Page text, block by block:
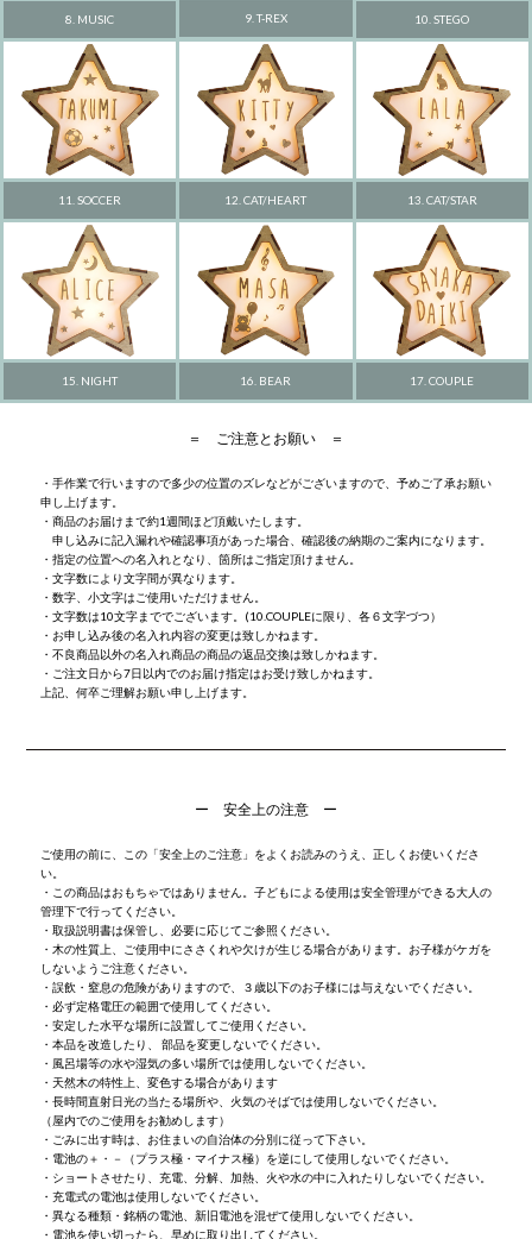
8. MUSIC 9. T-REX 10. STEGO
11. SOCCER 12. CAT/HEART 13. CAT/STAR
15. NIGHT 16. BEAR 17. COUPLE
＝ ご注意とお願い ＝
・手作業で行いますので多少の位置のズレなどがございますので、予めご了承お願い
申し上げます。
・商品のお届けまで約1週間ほど頂戴いたします。
申し込みに記入漏れや確認事項があった場合、確認後の納期のご案内になります。
・指定の位置への名入れとなり、箇所はご指定頂けません。
・文字数により文字間が異なります。
・数字、小文字はご使用いただけません。
・文字数は10文字まででございます。(10.COUPLEに限り、各６文字づつ）
・お申し込み後の名入れ内容の変更は致しかねます。
・不良商品以外の名入れ商品の商品の返品交換は致しかねます。
・ご注文日から7日以内でのお届け指定はお受け致しかねます。
上記、何卒ご理解お願い申し上げます。
ー 安全上の注意 ー
ご使用の前に、この「安全上のご注意」をよくお読みのうえ、正しくお使いくださ
い。
・この商品はおもちゃではありません。子どもによる使用は安全管理ができる大人の
管理下で行ってください。
・取扱説明書は保管し、必要に応じてご参照ください。
・木の性質上、ご使用中にささくれや欠けが生じる場合があります。お子様がケガを
しないようご注意ください。
・誤飲・窒息の危険がありますので、３歳以下のお子様には与えないでください。
・必ず定格電圧の範囲で使用してください。
・安定した水平な場所に設置してご使用ください。
・本品を改造したり、 部品を変更しないでください。
・風呂場等の水や湿気の多い場所では使用しないでください。
・天然木の特性上、変色する場合があります
・長時間直射日光の当たる場所や、火気のそばでは使用しないでください。
（屋内でのご使用をお勧めします）
・ごみに出す時は、お住まいの自治体の分別に従って下さい。
・電池の＋・－（プラス極・マイナス極）を逆にして使用しないでください。
・ショートさせたり、充電、分解、加熱、火や水の中に入れたりしないでください。
・充電式の電池は使用しないでください。
・異なる種類・銘柄の電池、新旧電池を混ぜて使用しないでください。
・電池を使い切ったら、早めに取り出してください。